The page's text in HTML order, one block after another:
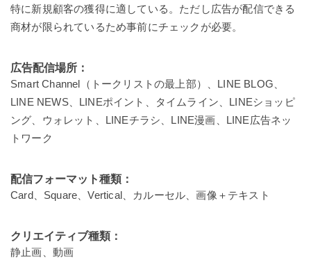
特に新規顧客の獲得に適している。ただし広告が配信できる
商材が限られているため事前にチェックが必要。
広告配信場所：
Smart Channel（トークリストの最上部）、LINE BLOG、
LINE NEWS、LINEポイント、タイムライン、LINEショッピ
ング、ウォレット、LINEチラシ、LINE漫画、LINE広告ネッ
トワーク
配信フォーマット種類：
Card、Square、Vertical、カルーセル、画像＋テキスト
クリエイティブ種類：
静止画、動画